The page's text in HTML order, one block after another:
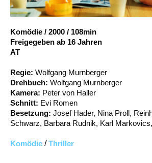
Account
Komödie / 2000 / 108min
Freigegeben ab 16 Jahren
AT
Regie: Wolfgang Murnberger
Drehbuch: Wolfgang Murnberger
Kamera: Peter von Haller
Schnitt: Evi Romen
Besetzung: Josef Hader, Nina Proll,
Schwarz, Barbara Rudnik, Karl
Komödie /Thriller